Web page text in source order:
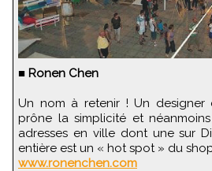
Ronen Chen
Un nom à retenir ! Un
prône la simplicité et
adresses en ville dont une sur
entière est un « hot spot » du
www.ronenchen.com